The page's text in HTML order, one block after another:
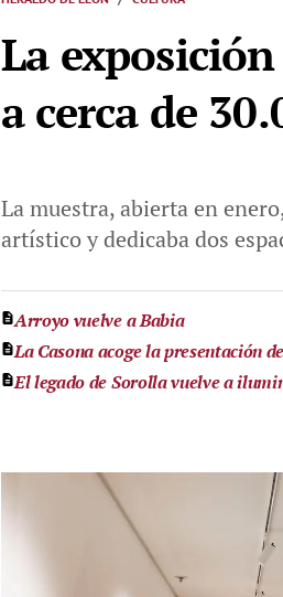
La
a cerca de
La muestra, abierta en
artístico y dedicaba dos
Arroyo vuelve a Babia
La Casona acoge la presentación
El legado de Sorolla vuelve a